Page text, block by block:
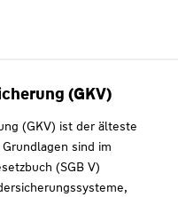
(GKV)
(GKV) ist der älteste
sind im
(SGB V)